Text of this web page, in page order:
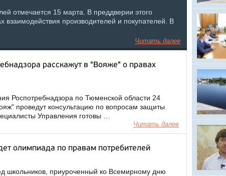
отмечается 15 марта. В преддверии этого
взаимодействия производителей и покупателей. В
Читать далее
расскажут в "Вояже" о правах
Роспотребнадзора по Тюменской области 24
проведут консультацию по вопросам защиты
Управления готовы …
Читать далее
олимпиада по правам потребителей
школьников, приуроченный ко Всемирному дню